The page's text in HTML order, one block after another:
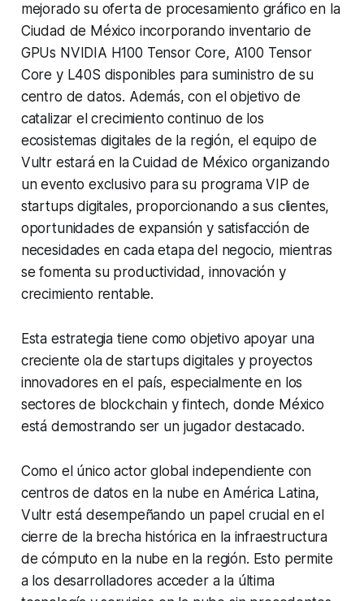
mejorado su oferta de procesamiento gráfico en la
Ciudad de México incorporando inventario de
GPUs NVIDIA H100 Tensor Core, A100 Tensor
Core y L40S disponibles para suministro de su
centro de datos. Además, con el objetivo de
catalizar el crecimiento continuo de los
ecosistemas digitales de la región, el equipo de
Vultr estará en la Cuidad de México organizando
un evento exclusivo para su programa VIP de
startups digitales, proporcionando a sus clientes,
oportunidades de expansión y satisfacción de
necesidades en cada etapa del negocio, mientras
se fomenta su productividad, innovación y
crecimiento rentable.
Esta estrategia tiene como objetivo apoyar una
creciente ola de startups digitales y proyectos
innovadores en el país, especialmente en los
sectores de blockchain y fintech, donde México
está demostrando ser un jugador destacado.
Como el único actor global independiente con
centros de datos en la nube en América Latina,
Vultr está desempeñando un papel crucial en el
cierre de la brecha histórica en la infraestructura
de cómputo en la nube en la región. Esto permite
a los desarrolladores acceder a la última